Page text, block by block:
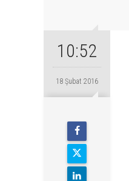
10:52
18 Şubat 2016